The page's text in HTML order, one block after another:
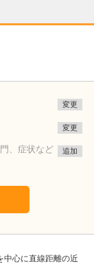
変更
変更
、症状など
追加
中心に直線距離の近